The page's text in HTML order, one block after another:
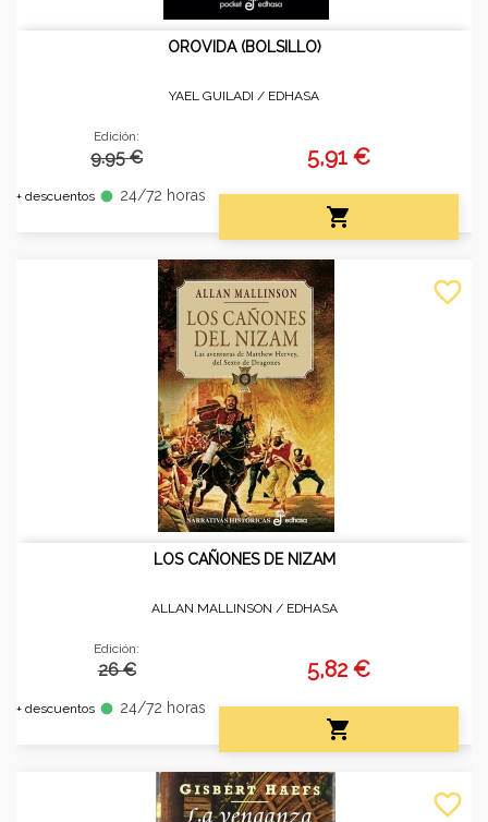
OROVIDA (BOLSILLO)
YAEL GUILADI / EDHASA
Edición:
9.95 €
+ descuentos fiber_manual_record 24/72 horas
5,91 €

LOS CAÑONES DE NIZAM
ALLAN MALLINSON / EDHASA
Edición:
26 €
+ descuentos fiber_manual_record 24/72 horas
5,82 €

favorite_border
favorite_border